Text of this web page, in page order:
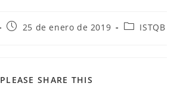
25 de enero de 2019 ISTQB
PLEASE SHARE THIS